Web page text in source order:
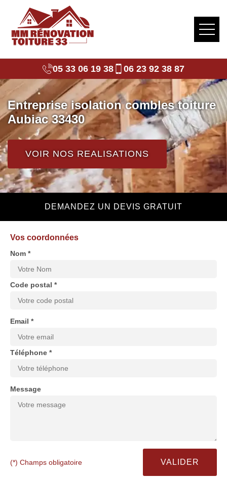
05 33 06 19 38 06 23 92 38 87
Entreprise isolation combles toiture
Aubiac 33430
VOIR NOS REALISATIONS
DEMANDEZ UN DEVIS GRATUIT
Vos coordonnées
Nom *
Code postal *
Email *
Téléphone *
Message
(*) Champs obligatoire